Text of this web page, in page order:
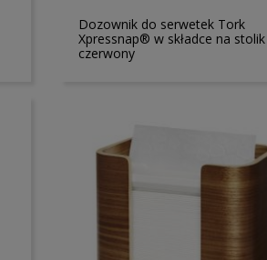
Dozownik do serwetek Tork
Xpressnap® w składce na stolik
czerwony